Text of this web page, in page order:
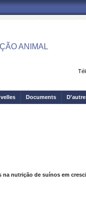
ANIMAL
Documents
na nutrição de suínos em